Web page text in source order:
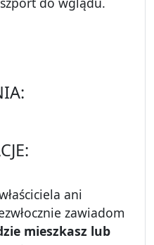
ani
zawiadom
mieszkasz lub